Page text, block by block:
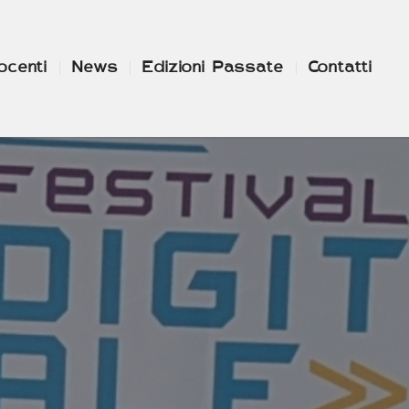
News Edizioni Passate Contatti